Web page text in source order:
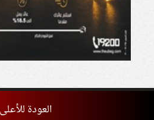
العودة للأعلى